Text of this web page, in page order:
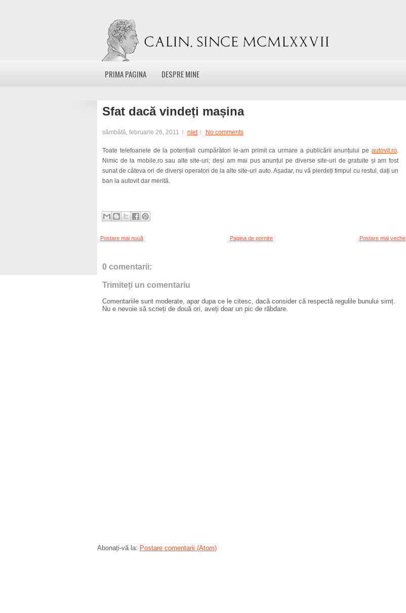
PRIMA PAGINA DESPRE MINE
Sfat dacă vindeți mașina
sâmbătă, februarie 26, 2011 niet No comments
Toate telefoanele de la potențiali cumpărători le-am primit ca urmare a publicării anunțului pe autovit.ro.
Nimic de la mobile.ro sau alte site-uri; deși am mai pus anunțul pe diverse site-uri de gratuite și am fost
sunat de câteva ori de diverși operatori de la alte site-uri auto. Așadar, nu vă pierdeți timpul cu restul, dați un
ban la autovit dar merită.
Postare mai nouă Postare mai veche
Pagina de pornire
0 comentarii:
Trimiteți un comentariu
Comentariile sunt moderate, apar dupa ce le citesc, dacă consider că respectă regulile bunului simț.
Nu e nevoie să scrieți de două ori, aveți doar un pic de răbdare.
Abonați-vă la: Postare comentarii (Atom)